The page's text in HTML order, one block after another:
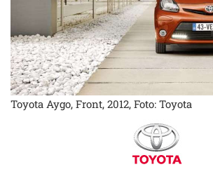
Toyota Aygo, Front, 2012, Foto: Toyota